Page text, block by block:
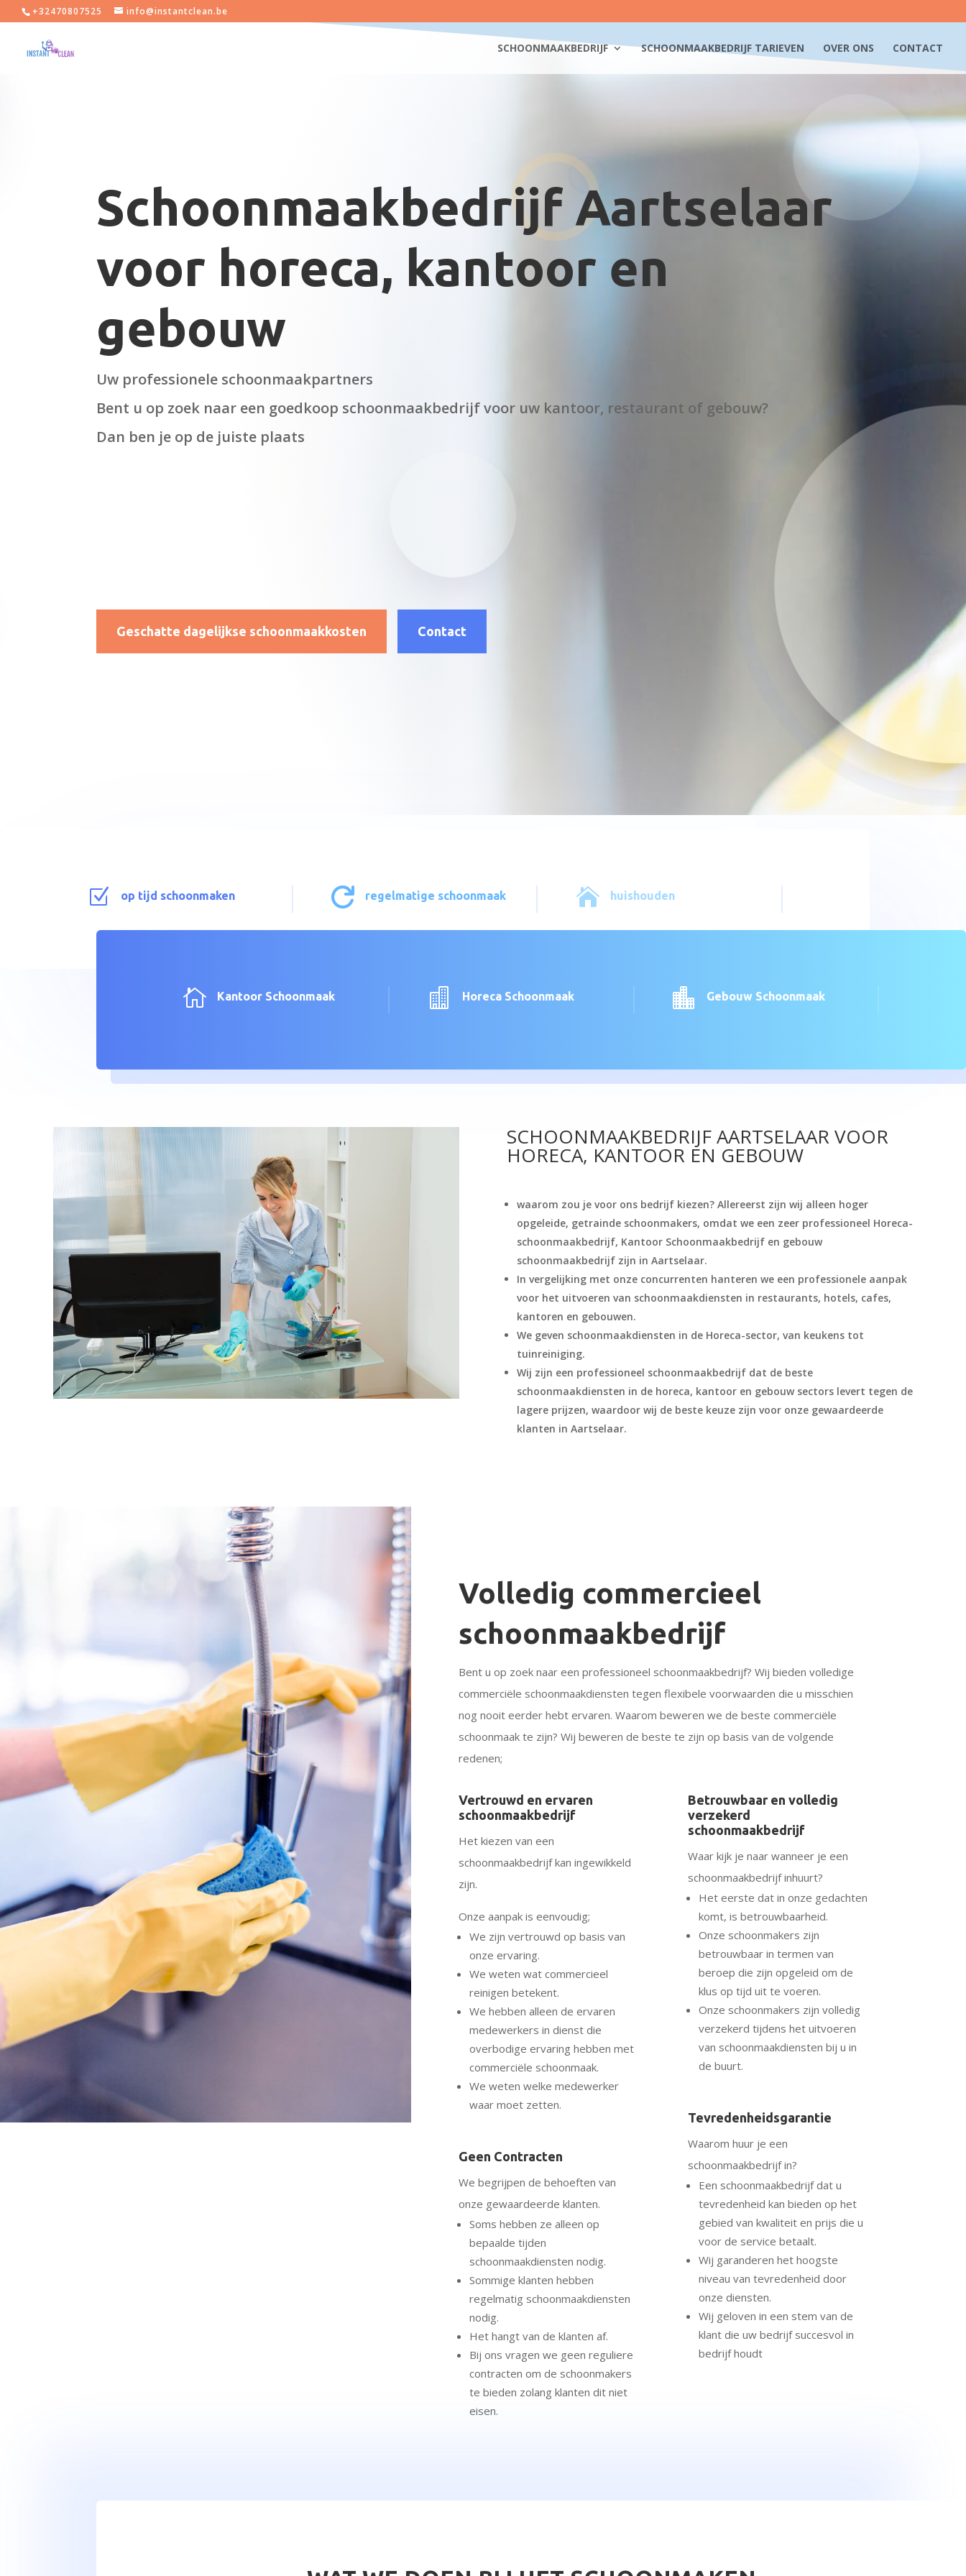
+32470807525 info@instantclean.be
SCHOONMAAKBEDRIJF SCHOONMAAKBEDRIJF TARIEVEN OVER ONS CONTACT
Schoonmaakbedrijf Aartselaar
voor horeca, kantoor en
gebouw
Uw professionele schoonmaakpartners
Bent u op zoek naar een goedkoop schoonmaakbedrijf voor uw kantoor, restaurant of gebouw?
Dan ben je op de juiste plaats
Geschatte dagelijkse schoonmaakkosten Contact
Z op tijd schoonmaken  regelmatige schoonmaak  huishouden
 Kantoor Schoonmaak  Horeca Schoonmaak  Gebouw Schoonmaak
SCHOONMAAKBEDRIJF AARTSELAAR VOOR
HORECA, KANTOOR EN GEBOUW
waarom zou je voor ons bedrijf kiezen? Allereerst zijn wij alleen hoger
opgeleide, getrainde schoonmakers, omdat we een zeer professioneel Horeca-
schoonmaakbedrijf, Kantoor Schoonmaakbedrijf en gebouw
schoonmaakbedrijf zijn in Aartselaar.
In vergelijking met onze concurrenten hanteren we een professionele aanpak
voor het uitvoeren van schoonmaakdiensten in restaurants, hotels, cafes,
kantoren en gebouwen.
We geven schoonmaakdiensten in de Horeca-sector, van keukens tot
tuinreiniging.
Wij zijn een professioneel schoonmaakbedrijf dat de beste
schoonmaakdiensten in de horeca, kantoor en gebouw sectors levert tegen de
lagere prijzen, waardoor wij de beste keuze zijn voor onze gewaardeerde
klanten in Aartselaar.
Volledig commercieel
schoonmaakbedrijf
Bent u op zoek naar een professioneel schoonmaakbedrijf? Wij bieden volledige
commerciële schoonmaakdiensten tegen flexibele voorwaarden die u misschien
nog nooit eerder hebt ervaren. Waarom beweren we de beste commerciële
schoonmaak te zijn? Wij beweren de beste te zijn op basis van de volgende
redenen;
Vertrouwd en ervaren
schoonmaakbedrijf
Het kiezen van een
schoonmaakbedrijf kan ingewikkeld
zijn.
Onze aanpak is eenvoudig;
We zijn vertrouwd op basis van
onze ervaring.
We weten wat commercieel
reinigen betekent.
We hebben alleen de ervaren
medewerkers in dienst die
overbodige ervaring hebben met
commerciële schoonmaak.
We weten welke medewerker
waar moet zetten.
Geen Contracten
We begrijpen de behoeften van
onze gewaardeerde klanten.
Soms hebben ze alleen op
bepaalde tijden
schoonmaakdiensten nodig.
Sommige klanten hebben
regelmatig schoonmaakdiensten
nodig.
Het hangt van de klanten af.
Bij ons vragen we geen reguliere
contracten om de schoonmakers
te bieden zolang klanten dit niet
eisen.
Betrouwbaar en volledig
verzekerd
schoonmaakbedrijf
Waar kijk je naar wanneer je een
schoonmaakbedrijf inhuurt?
Het eerste dat in onze gedachten
komt, is betrouwbaarheid.
Onze schoonmakers zijn
betrouwbaar in termen van
beroep die zijn opgeleid om de
klus op tijd uit te voeren.
Onze schoonmakers zijn volledig
verzekerd tijdens het uitvoeren
van schoonmaakdiensten bij u in
de buurt.
Tevredenheidsgarantie
Waarom huur je een
schoonmaakbedrijf in?
Een schoonmaakbedrijf dat u
tevredenheid kan bieden op het
gebied van kwaliteit en prijs die u
voor de service betaalt.
Wij garanderen het hoogste
niveau van tevredenheid door
onze diensten.
Wij geloven in een stem van de
klant die uw bedrijf succesvol in
bedrijf houdt